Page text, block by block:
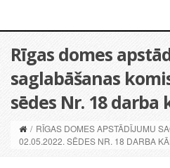
Rīgas domes
saglabāšanas
sēdes Nr. 18 darba
/ RĪGAS DOMES APSTĀDĪJUMU
02.05.2022. SĒDES NR. 18 DARBA